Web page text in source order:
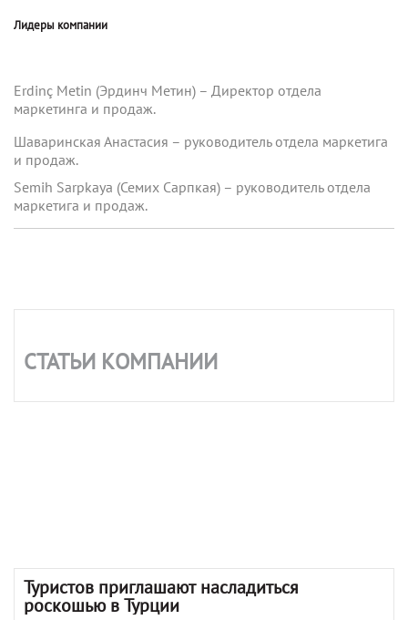
Лидеры компании
Erdinç Metin (Эрдинч Метин) – Директор отдела
маркетинга и продаж.
Шаваринская Анастасия – руководитель отдела маркетига
и продаж.
Semih Sarpkaya (Семих Сарпкая) – руководитель отдела
маркетига и продаж.
СТАТЬИ КОМПАНИИ
Туристов приглашают насладиться
роскошью в Турции